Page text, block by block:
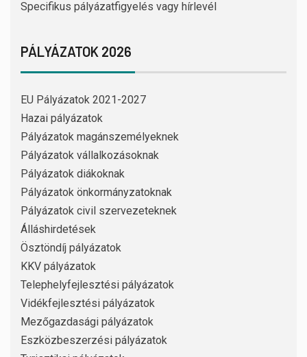
Specifikus pályázatfigyelés vagy hírlevél
PÁLYÁZATOK 2026
EU Pályázatok 2021-2027
Hazai pályázatok
Pályázatok magánszemélyeknek
Pályázatok vállalkozásoknak
Pályázatok diákoknak
Pályázatok önkormányzatoknak
Pályázatok civil szervezeteknek
Álláshirdetések
Ösztöndíj pályázatok
KKV pályázatok
Telephelyfejlesztési pályázatok
Vidékfejlesztési pályázatok
Mezőgazdasági pályázatok
Eszközbeszerzési pályázatok